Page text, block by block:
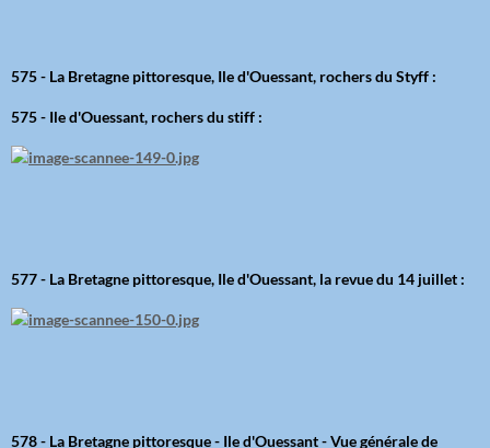
575 - La Bretagne pittoresque, Ile d'Ouessant, rochers du Styff :
575 - Ile d'Ouessant, rochers du stiff :
577 - La Bretagne pittoresque, Ile d'Ouessant, la revue du 14 juillet :
578 - La Bretagne pittoresque - Ile d'Ouessant - Vue générale de